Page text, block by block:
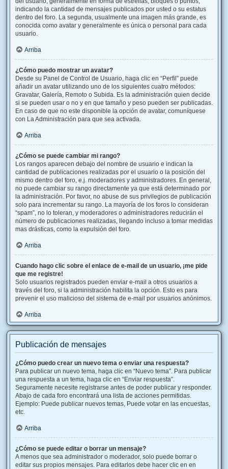
indicando la cantidad de mensajes publicados por usted o su estatus
dentro del foro. La segunda, usualmente una imagen más grande, es
conocida como avatar y generalmente es única o personal para cada
usuario.
Arriba
¿Cómo puedo mostrar un avatar?
Desde su Panel de Control de Usuario, haga clic en “Perfil” puede
añadir un avatar utilizando uno de los siguientes cuatro métodos:
Gravatar, Galería, Remoto o Subida. Es la administración quien decide
si se pueden usar o no y en que tamaño y peso pueden ser publicadas.
En caso de que no este disponible la opción de avatar, comuníquese
con La Administración para que sea activada.
Arriba
¿Cómo se puede cambiar mi rango?
Los rangos aparecen debajo del nombre de usuario e indican la
cantidad de publicaciones realizadas por el usuario o la posición del
mismo dentro del foro, e.j. moderadores y administradores. En general,
no puede cambiar su rango directamente ya que está determinado por
la administración. Por favor, no abuse de sus privilegios de publicación
solo para incrementar su rango. La mayoría de los foros lo consideran
“spam”, no lo toleran, y moderadores o administradores reducirán el
número de publicaciones realizadas, llegando incluso a tomar medidas
mas drásticas, como la expulsión del foro.
Arriba
Cuando hago clic sobre el enlace de e-mail de un usuario, ¡me pide
que me registre!
Solo usuarios registrados pueden enviar e-mail a otros usuarios a
través del foro, si la administración habilita la opción. Esto es para
prevenir el uso malicioso del sistema de e-mail por usuarios anónimos.
Arriba
Publicación de mensajes
¿Cómo puedo crear un nuevo tema o enviar una respuesta?
Para publicar un nuevo tema, haga clic en “Nuevo tema”. Para publicar
una respuesta a un tema, haga clic en “Enviar respuesta”.
Seguramente necesite registrarse antes de poder publicar y responder.
Abajo de cada foro encontrará una lista de acciones permitidas.
Ejemplo: Puede publicar nuevos temas, Puede votar en las encuestas,
etc.
Arriba
¿Cómo se puede editar o borrar un mensaje?
A menos que sea administrador o moderador, solo puede borrar o
editar sus propios mensajes. Para editarlos debe hacer clic en en